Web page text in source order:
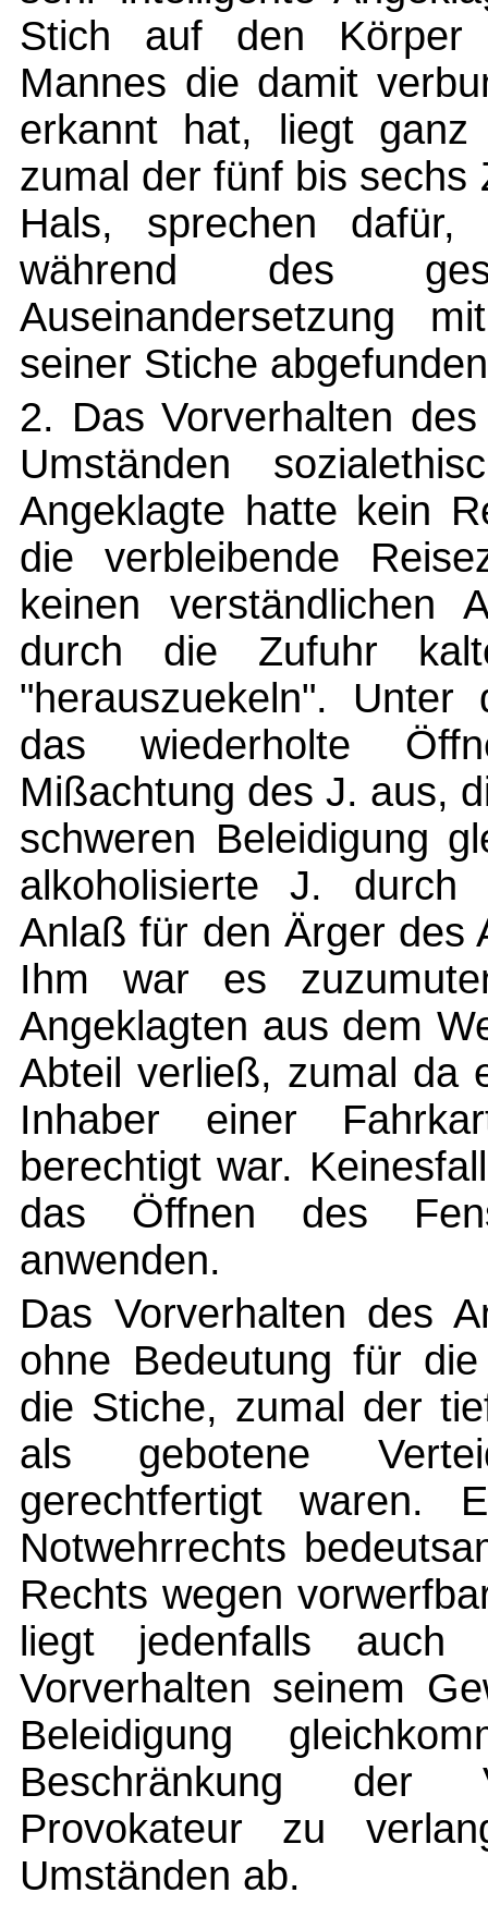
Stich auf den Körper
Mannes die damit
erkannt hat, liegt
zumal der fünf bis sechs
Hals, sprechen
während des
Auseinandersetzung
seiner Stiche
2. Das Vorverhalten
Umständen
Angeklagte hatte kein
die verbleibende
keinen verständlichen
durch die Zufuhr
"herauszuekeln". Unter
das wiederholte
Mißachtung des J. aus,
schweren Beleidigung
alkoholisierte J. durch
Anlaß für den Ärger des
Ihm war es
Angeklagten aus dem
Abteil verließ, zumal da
Inhaber einer
berechtigt war.
das Öffnen des
anwenden.
Das Vorverhalten des
ohne Bedeutung für
die Stiche, zumal der
als gebotene
gerechtfertigt waren.
Notwehrrechts
Rechts wegen
liegt jedenfalls
Vorverhalten seinem
Beleidigung
Beschränkung der
Provokateur zu
Umständen ab.